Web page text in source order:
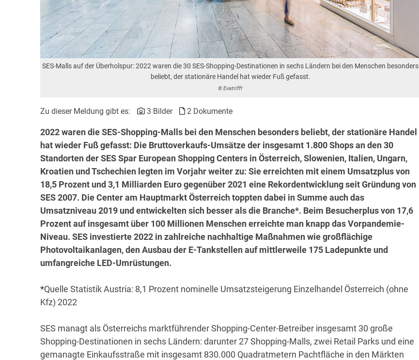
SES-Malls auf der Überholspur: 2022 waren die 30 SES-Shopping-Destinationen in sechs Ländern bei den Menschen besonders
beliebt, der stationäre Handel hat wieder Fuß gefasst.
© Evatrifft
Zu dieser Meldung gibt es: 3 Bilder 2 Dokumente
2022 waren die SES-Shopping-Malls bei den Menschen besonders beliebt, der stationäre Handel
hat wieder Fuß gefasst: Die Bruttoverkaufs-Umsätze der insgesamt 1.800 Shops an den 30
Standorten der SES Spar European Shopping Centers in Österreich, Slowenien, Italien, Ungarn,
Kroatien und Tschechien legten im Vorjahr weiter zu: Sie erreichten mit einem Umsatzplus von
18,5 Prozent und 3,1 Milliarden Euro gegenüber 2021 eine Rekordentwicklung seit Gründung von
SES 2007. Die Center am Hauptmarkt Österreich toppten dabei in Summe auch das
Umsatzniveau 2019 und entwickelten sich besser als die Branche*. Beim Besucherplus von 17,6
Prozent auf insgesamt über 100 Millionen Menschen erreichte man knapp das Vorpandemie-
Niveau. SES investierte 2022 in zahlreiche nachhaltige Maßnahmen wie großflächige
Photovoltaikanlagen, den Ausbau der E-Tankstellen auf mittlerweile 175 Ladepunkte und
umfangreiche LED-Umrüstungen.
*Quelle Statistik Austria: 8,1 Prozent nominelle Umsatzsteigerung Einzelhandel Österreich (ohne
Kfz) 2022
SES managt als Österreichs marktführender Shopping-Center-Betreiber insgesamt 30 große
Shopping-Destinationen in sechs Ländern: darunter 27 Shopping-Malls, zwei Retail Parks und eine
gemanagte Einkaufsstraße mit insgesamt 830.000 Quadratmetern Pachtfläche in den Märkten